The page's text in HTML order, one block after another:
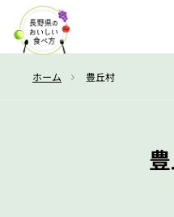
ホーム 豊丘村